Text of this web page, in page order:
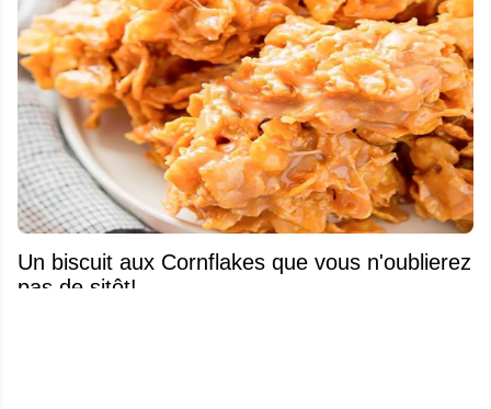
Un biscuit aux Cornflakes que vous n'oublierez
pas de sitôt!